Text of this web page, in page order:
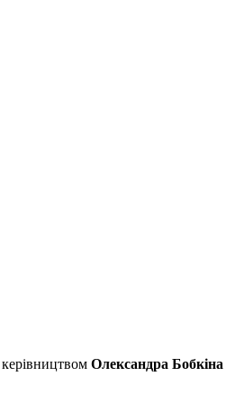
керівництвом Олександра Бобкіна